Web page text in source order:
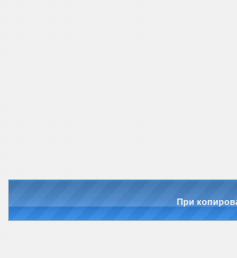
При